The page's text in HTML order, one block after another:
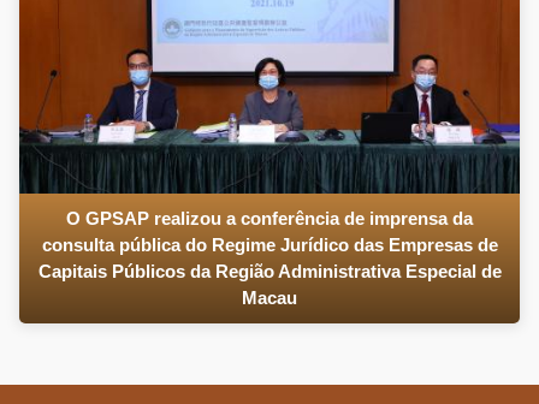
O GPSAP realizou a conferência de imprensa da
consulta pública do Regime Jurídico das Empresas de
Capitais Públicos da Região Administrativa Especial de
Macau